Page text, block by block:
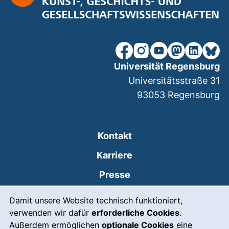
Damit unsere Website technisch funktioniert,
verwenden wir dafür erforderliche Cookies.
Außerdem ermöglichen optionale Cookies eine
unsere Facebook-Seite
unsere Instagram-
unsere YouTube-
unsereunsere
Kontakt
Karriere
Presse
Leichte Sprache
Universität Regensburg
Universitätsstraße 31
93053 Regensburg